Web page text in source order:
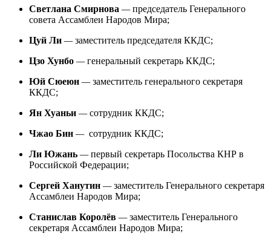
Светлана Смирнова —председатель Генерального
совета Ассамблеи Народов Мира;
Цуй Ли —заместитель председателя ККДС;
Цзо Хунбо —генеральный секретарь ККДС;
Юй Сюеюн —заместитель генерального секретаря
ККДС;
Ян Хуаньи —сотрудник ККДС;
Чжао Бин —сотрудник ККДС;
Ли Южань —первый секретарь Посольства КНР в
Российской Федерации;
Сергей Ханутин —заместитель Генерального секретаря
Ассамблеи Народов Мира;
Станислав Королёв —заместитель Генерального
секретаря Ассамблеи Народов Мира;